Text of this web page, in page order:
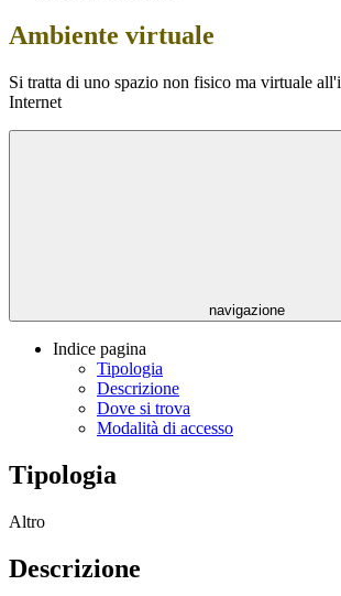
Ambiente virtuale
Si tratta di uno spazio non fisico ma virtuale
Internet
navigazione
Indice pagina
Tipologia
Descrizione
Dove si trova
Modalità di accesso
Tipologia
Altro
Descrizione